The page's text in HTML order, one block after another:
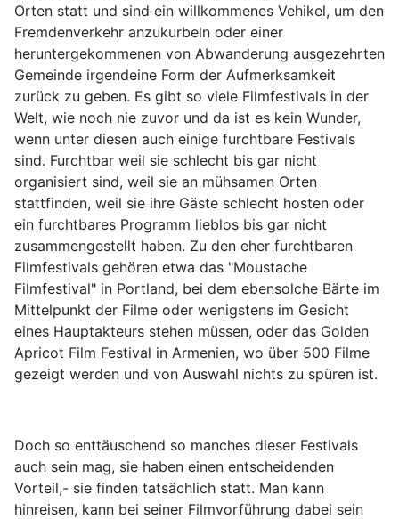
Orten statt und sind ein willkommenes Vehikel, um den
Fremdenverkehr anzukurbeln oder einer
heruntergekommenen von Abwanderung ausgezehrten
Gemeinde irgendeine Form der Aufmerksamkeit
zurück zu geben. Es gibt so viele Filmfestivals in der
Welt, wie noch nie zuvor und da ist es kein Wunder,
wenn unter diesen auch einige furchtbare Festivals
sind. Furchtbar weil sie schlecht bis gar nicht
organisiert sind, weil sie an mühsamen Orten
stattfinden, weil sie ihre Gäste schlecht hosten oder
ein furchtbares Programm lieblos bis gar nicht
zusammengestellt haben. Zu den eher furchtbaren
Filmfestivals gehören etwa das "Moustache
Filmfestival" in Portland, bei dem ebensolche Bärte im
Mittelpunkt der Filme oder wenigstens im Gesicht
eines Hauptakteurs stehen müssen, oder das Golden
Apricot Film Festival in Armenien, wo über 500 Filme
gezeigt werden und von Auswahl nichts zu spüren ist.
Doch so enttäuschend so manches dieser Festivals
auch sein mag, sie haben einen entscheidenden
Vorteil,- sie finden tatsächlich statt. Man kann
hinreisen, kann bei seiner Filmvorführung dabei sein